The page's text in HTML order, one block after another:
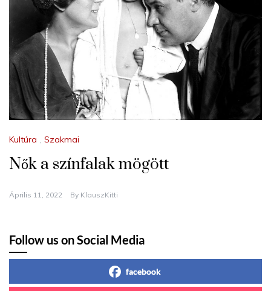
Kultúra , Szakmai
Nők a színfalak mögött
Április 11, 2022 By KlauszKitti
Follow us on Social Media
facebook